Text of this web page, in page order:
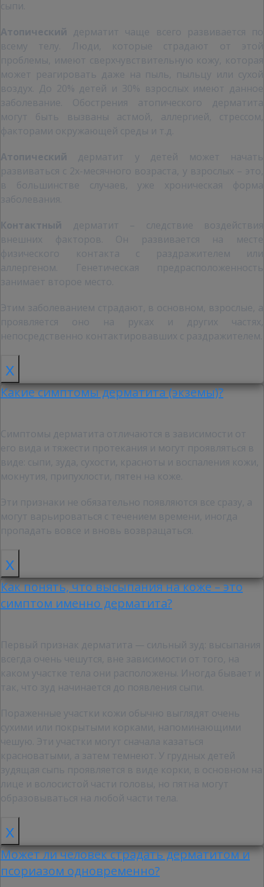
сыпи.
Атопический дерматит чаще всего развивается по
всему телу. Люди, которые страдают от этой
проблемы, имеют сверхчувствительную кожу, которая
может реагировать даже на пыль, пыльцу или сухой
воздух. До 20% детей и 30% взрослых имеют данное
заболевание. Обострения атопического дерматита
могут быть вызваны астмой, аллергией, стрессом,
факторами окружающей среды и т.д.
Атопический дерматит у детей может начать
развиваться с 2х-месячного возраста, у взрослых – это,
в большинстве случаев, уже хроническая форма
заболевания.
Контактный дерматит – следствие воздействия
внешних факторов. Он развивается на месте
физического контакта с раздражителем или
аллергеном. Генетическая предрасположенность
занимает второе место.
Этим заболеванием страдают, в основном, взрослые, а
проявляется оно на руках и других частях,
непосредственно контактировавших с раздражителем.
x
Какие симптомы дерматита (экземы)?
Симптомы дерматита отличаются в зависимости от
его вида и тяжести протекания и могут проявляться в
виде: сыпи, зуда, сухости, красноты и воспаления кожи,
мокнутия, припухлости, пятен на коже.
Эти признаки не обязательно появляются все сразу, а
могут варьироваться с течением времени, иногда
пропадать вовсе и вновь возвращаться.
x
Как понять, что высыпания на коже – это
симптом именно дерматита?
Первый признак дерматита — сильный зуд: высыпания
всегда очень чешутся, вне зависимости от того, на
каком участке тела они расположены. Иногда бывает и
так, что зуд начинается до появления сыпи.
Пораженные участки кожи обычно выглядят очень
сухими или покрытыми корками, напоминающими
чешую. Эти участки могут сначала казаться
красноватыми, а затем темнеют. У грудных детей
зудящая сыпь проявляется в виде корки, в основном на
лице и волосистой части головы, но пятна могут
образовываться на любой части тела.
x
Может ли человек страдать дерматитом и
псориазом одновременно?